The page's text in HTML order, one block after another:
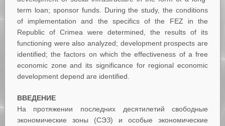
term loan; sponsor funds. During the study, the conditions
of implementation and the specifics of the FEZ in the
Republic of Crimea were determined, the results of its
functioning were also analyzed; development prospects are
identified; the factors on which the effectiveness of a free
economic zone and its significance for regional economic
development depend are identified.
ВВЕДЕНИЕ
На протяжении последних десятилетий свободные
экономические зоны (СЭЗ) и особые экономические